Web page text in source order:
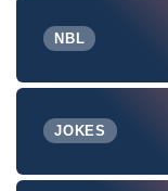
NBL
JOKES